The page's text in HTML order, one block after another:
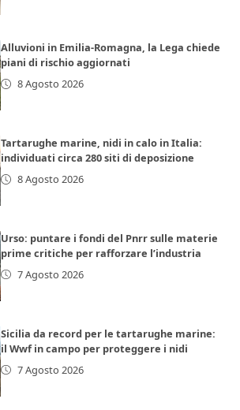
Alluvioni in Emilia-Romagna, la Lega chiede
piani di rischio aggiornati
8 Agosto 2026
Tartarughe marine, nidi in calo in Italia:
individuati circa 280 siti di deposizione
8 Agosto 2026
Urso: puntare i fondi del Pnrr sulle materie
prime critiche per rafforzare l’industria
7 Agosto 2026
Sicilia da record per le tartarughe marine:
il Wwf in campo per proteggere i nidi
7 Agosto 2026